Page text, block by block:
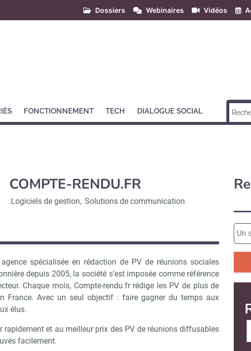
Dossiers Webinaires Vidéos
FONCTIONNEMENT TECH DIALOGUE SOCIAL
COMPTE-RENDU.FR
Logiciels de gestion, Solutions de communication
spécialisée en rédaction de PV de réunions sociales
depuis 2005, la société s’est imposée comme référence
Chaque mois, Compte-rendu.fr rédige les PV de plus de
France. Avec un seul objectif : faire gagner du temps aux
élus.
rapidement et au meilleur prix des PV de réunions diffusables
facilement.